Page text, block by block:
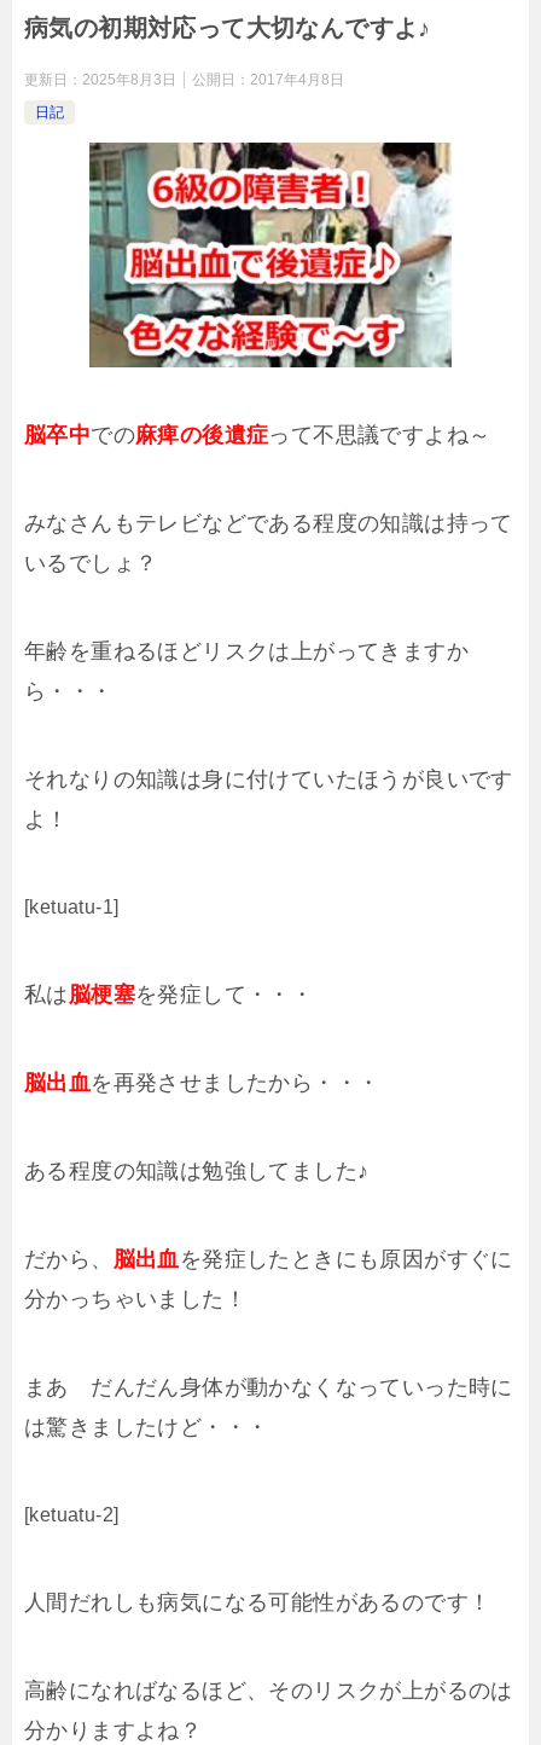
病気の初期対応って大切なんですよ♪
更新日： 2025年8月3日 公開日： 2017年4月8日
日記
脳卒中での麻痺の後遺症って不思議ですよね～
みなさんもテレビなどである程度の知識は持って
いるでしょ？
年齢を重ねるほどリスクは上がってきますか
ら・・・
それなりの知識は身に付けていたほうが良いです
よ！
[ketuatu-1]
私は脳梗塞を発症して・・・
脳出血を再発させましたから・・・
ある程度の知識は勉強してました♪
だから、 脳出血を発症したときにも原因がすぐに
分かっちゃいました！
まあ だんだん身体が動かなくなっていった時に
は驚きましたけど・・・
[ketuatu-2]
人間だれしも病気になる可能性があるのです！
高齢になればなるほど、そのリスクが上がるのは
分かりますよね？